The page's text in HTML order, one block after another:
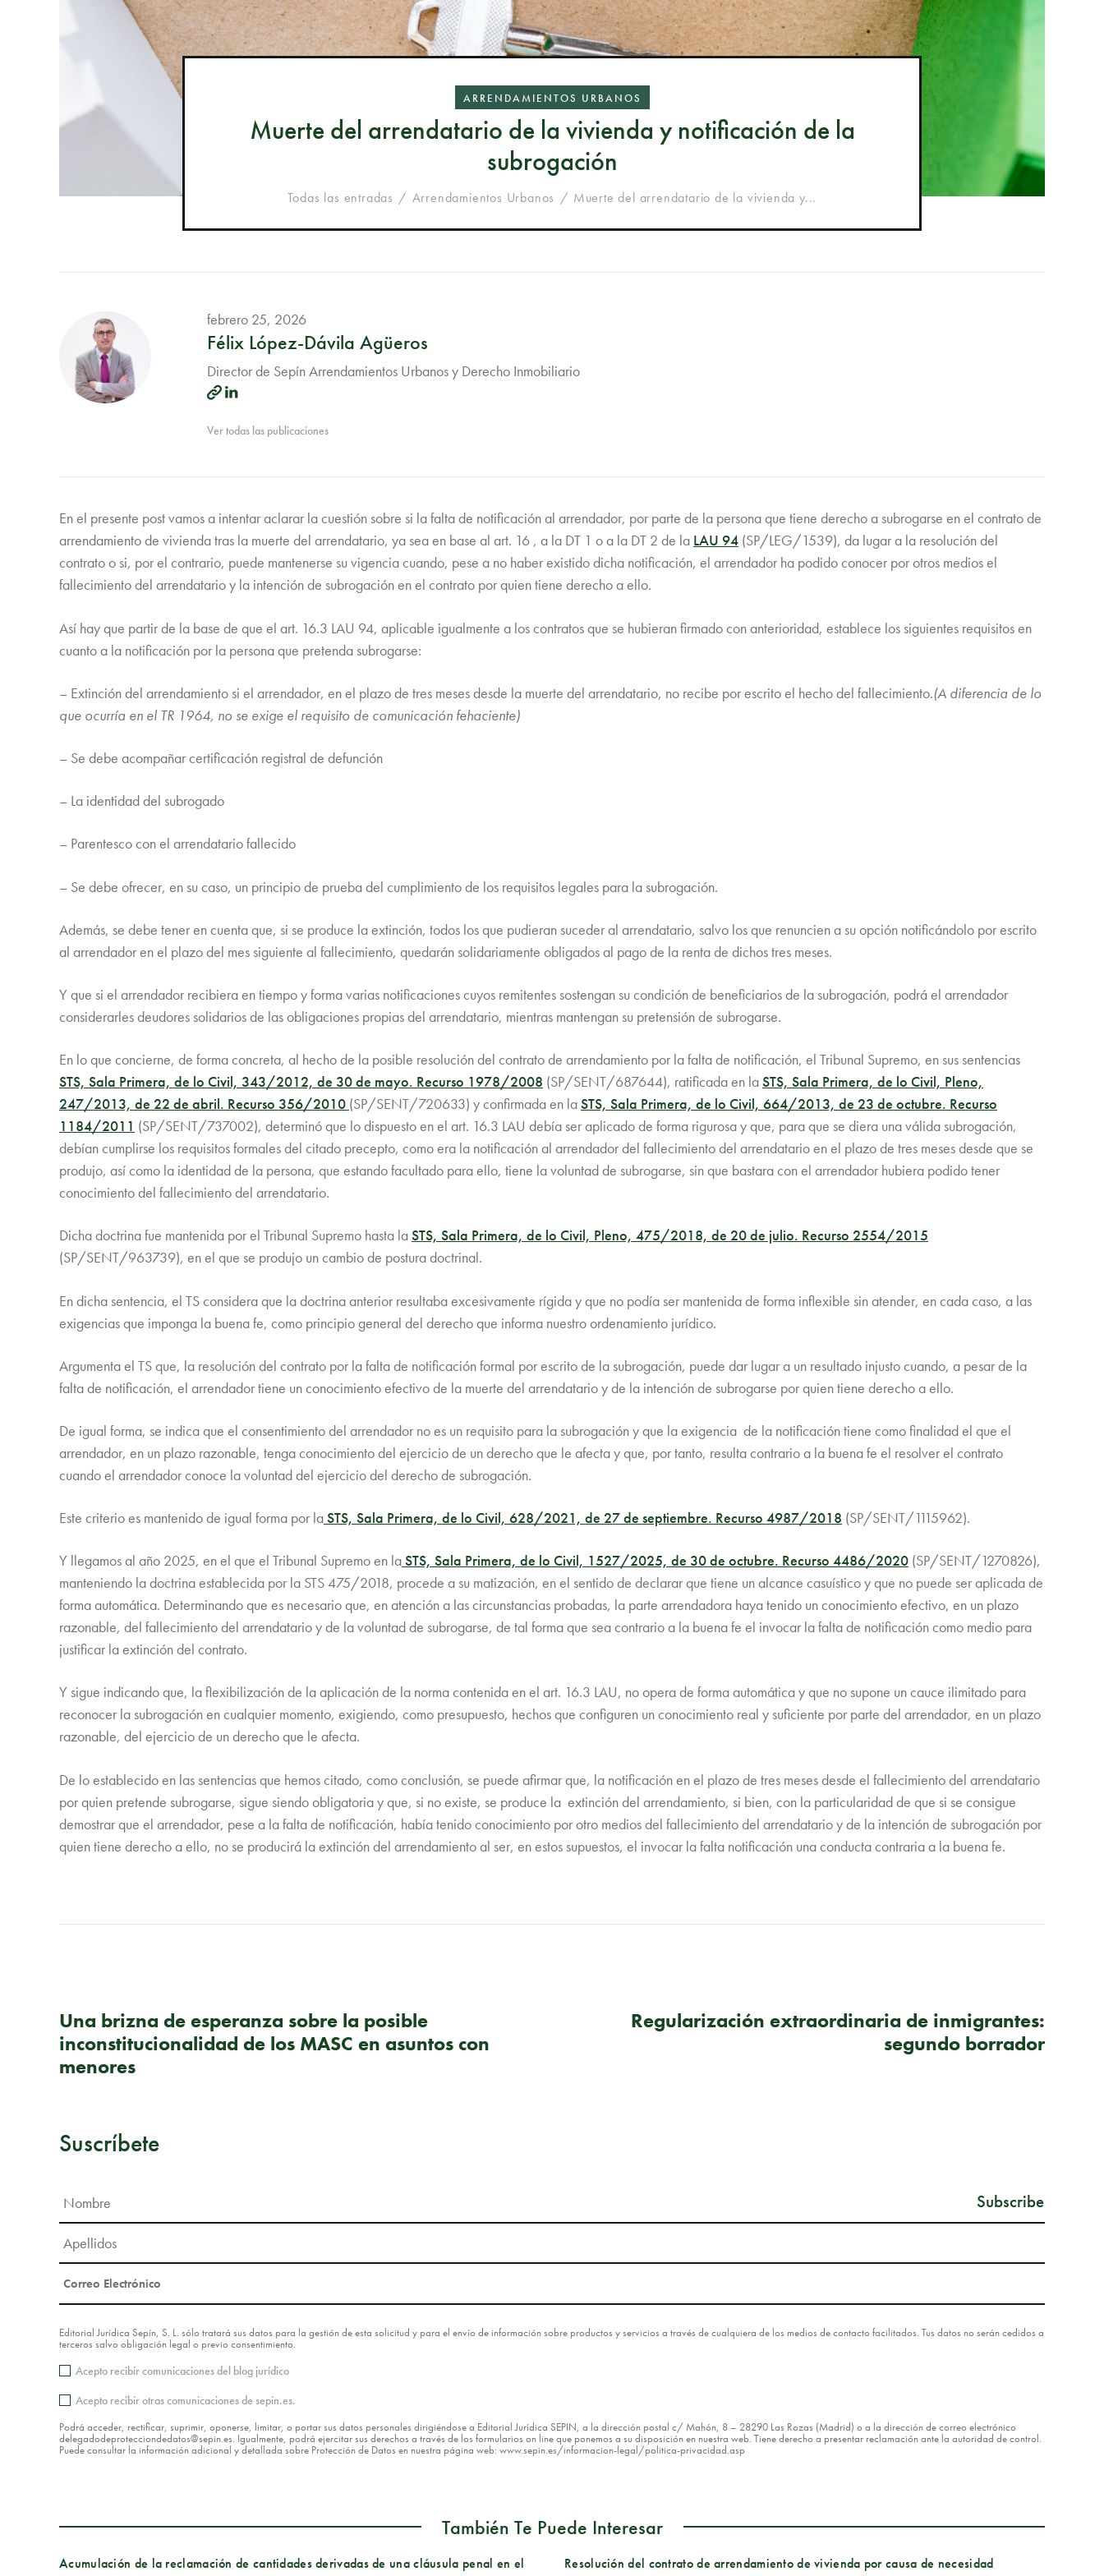
ARRENDAMIENTOS URBANOS
Muerte del arrendatario de la vivienda y notificación de la
subrogación
Todas las entradas Arrendamientos Urbanos Muerte del arrendatario de la vivienda y...
febrero 25, 2026
Félix López-Dávila Agüeros
Director de Sepín Arrendamientos Urbanos y Derecho Inmobiliario
Ver todas las publicaciones
En el presente post vamos a intentar aclarar la cuestión sobre si la falta de notificación al arrendador, por parte de la persona que tiene derecho a subrogarse en el contrato de
arrendamiento de vivienda tras la muerte del arrendatario, ya sea en base al art. 16 , a la DT 1 o a la DT 2 de la LAU 94 (SP/LEG/1539), da lugar a la resolución del
contrato o si, por el contrario, puede mantenerse su vigencia cuando, pese a no haber existido dicha notificación, el arrendador ha podido conocer por otros medios el
fallecimiento del arrendatario y la intención de subrogación en el contrato por quien tiene derecho a ello.
Así hay que partir de la base de que el art. 16.3 LAU 94, aplicable igualmente a los contratos que se hubieran firmado con anterioridad, establece los siguientes requisitos en
cuanto a la notificación por la persona que pretenda subrogarse:
– Extinción del arrendamiento si el arrendador, en el plazo de tres meses desde la muerte del arrendatario, no recibe por escrito el hecho del fallecimiento.(A diferencia de lo
que ocurría en el TR 1964, no se exige el requisito de comunicación fehaciente)
– Se debe acompañar certificación registral de defunción
– La identidad del subrogado
– Parentesco con el arrendatario fallecido
– Se debe ofrecer, en su caso, un principio de prueba del cumplimiento de los requisitos legales para la subrogación.
Además, se debe tener en cuenta que, si se produce la extinción, todos los que pudieran suceder al arrendatario, salvo los que renuncien a su opción notificándolo por escrito
al arrendador en el plazo del mes siguiente al fallecimiento, quedarán solidariamente obligados al pago de la renta de dichos tres meses.
Y que si el arrendador recibiera en tiempo y forma varias notificaciones cuyos remitentes sostengan su condición de beneficiarios de la subrogación, podrá el arrendador
considerarles deudores solidarios de las obligaciones propias del arrendatario, mientras mantengan su pretensión de subrogarse.
En lo que concierne, de forma concreta, al hecho de la posible resolución del contrato de arrendamiento por la falta de notificación, el Tribunal Supremo, en sus sentencias
STS, Sala Primera, de lo Civil, 343/2012, de 30 de mayo. Recurso 1978/2008 (SP/SENT/687644), ratificada en laSTS, Sala Primera, de lo Civil, Pleno,
247/2013, de 22 de abril. Recurso 356/2010 (SP/SENT/720633) y confirmada en laSTS, Sala Primera, de lo Civil, 664/2013, de 23 de octubre. Recurso
1184/2011 (SP/SENT/737002), determinó que lo dispuesto en el art. 16.3 LAU debía ser aplicado de forma rigurosa y que, para que se diera una válida subrogación,
debían cumplirse los requisitos formales del citado precepto, como era la notificación al arrendador del fallecimiento del arrendatario en el plazo de tres meses desde que se
produjo, así como la identidad de la persona, que estando facultado para ello, tiene la voluntad de subrogarse, sin que bastara con el arrendador hubiera podido tener
conocimiento del fallecimiento del arrendatario.
Dicha doctrina fue mantenida por el Tribunal Supremo hasta laSTS, Sala Primera, de lo Civil, Pleno, 475/2018, de 20 de julio. Recurso 2554/2015
(SP/SENT/963739), en el que se produjo un cambio de postura doctrinal.
En dicha sentencia, el TS considera que la doctrina anterior resultaba excesivamente rígida y que no podía ser mantenida de forma inflexible sin atender, en cada caso, a las
exigencias que imponga la buena fe, como principio general del derecho que informa nuestro ordenamiento jurídico.
Argumenta el TS que, la resolución del contrato por la falta de notificación formal por escrito de la subrogación, puede dar lugar a un resultado injusto cuando, a pesar de la
falta de notificación, el arrendador tiene un conocimiento efectivo de la muerte del arrendatario y de la intención de subrogarse por quien tiene derecho a ello.
De igual forma, se indica que el consentimiento del arrendador no es un requisito para la subrogación y que la exigencia de la notificación tiene como finalidad el que el
arrendador, en un plazo razonable, tenga conocimiento del ejercicio de un derecho que le afecta y que, por tanto, resulta contrario a la buena fe el resolver el contrato
cuando el arrendador conoce la voluntad del ejercicio del derecho de subrogación.
Este criterio es mantenido de igual forma por laSTS, Sala Primera, de lo Civil, 628/2021, de 27 de septiembre. Recurso 4987/2018 (SP/SENT/1115962).
Y llegamos al año 2025, en el que el Tribunal Supremo en laSTS, Sala Primera, de lo Civil, 1527/2025, de 30 de octubre. Recurso 4486/2020 (SP/SENT/1270826),
manteniendo la doctrina establecida por la STS 475/2018, procede a su matización, en el sentido de declarar que tiene un alcance casuístico y que no puede ser aplicada de
forma automática. Determinando que es necesario que, en atención a las circunstancias probadas, la parte arrendadora haya tenido un conocimiento efectivo, en un plazo
razonable, del fallecimiento del arrendatario y de la voluntad de subrogarse, de tal forma que sea contrario a la buena fe el invocar la falta de notificación como medio para
justificar la extinción del contrato.
Y sigue indicando que, la flexibilización de la aplicación de la norma contenida en el art. 16.3 LAU, no opera de forma automática y que no supone un cauce ilimitado para
reconocer la subrogación en cualquier momento, exigiendo, como presupuesto, hechos que configuren un conocimiento real y suficiente por parte del arrendador, en un plazo
razonable, del ejercicio de un derecho que le afecta.
De lo establecido en las sentencias que hemos citado, como conclusión, se puede afirmar que, la notificación en el plazo de tres meses desde el fallecimiento del arrendatario
por quien pretende subrogarse, sigue siendo obligatoria y que, si no existe, se produce la extinción del arrendamiento, si bien, con la particularidad de que si se consigue
demostrar que el arrendador, pese a la falta de notificación, había tenido conocimiento por otro medios del fallecimiento del arrendatario y de la intención de subrogación por
quien tiene derecho a ello, no se producirá la extinción del arrendamiento al ser, en estos supuestos, el invocar la falta notificación una conducta contraria a la buena fe.
Una brizna de esperanza sobre la posible
inconstitucionalidad de los MASC en asuntos con
menores
Regularización extraordinaria de inmigrantes:
segundo borrador
Suscríbete
Editorial Jurídica Sepín, S. L. sólo tratará sus datos para la gestión de esta solicitud y para el envío de información sobre productos y servicios a través de cualquiera de los medios de contacto facilitados. Tus datos no serán cedidos a
terceros salvo obligación legal o previo consentimiento.
Acepto recibir comunicaciones del blog jurídico
Acepto recibir otras comunicaciones de sepin.es.
Podrá acceder, rectificar, suprimir, oponerse, limitar, o portar sus datos personales dirigiéndose a Editorial Jurídica SEPIN, a la dirección postal c/ Mahón, 8 – 28290 Las Rozas (Madrid) o a la dirección de correo electrónico
delegadodeprotecciondedatos@sepin.es. Igualmente, podrá ejercitar sus derechos a través de los formularios on line que ponemos a su disposición en nuestra web. Tiene derecho a presentar reclamación ante la autoridad de control.
Puede consultar la información adicional y detallada sobre Protección de Datos en nuestra página web: www.sepin.es/informacion-legal/politica-privacidad.asp
También Te Puede Interesar
Acumulación de la reclamación de cantidades derivadas de una cláusula penal en el
Resolución del contrato de arrendamiento de vivienda por causa de necesidad